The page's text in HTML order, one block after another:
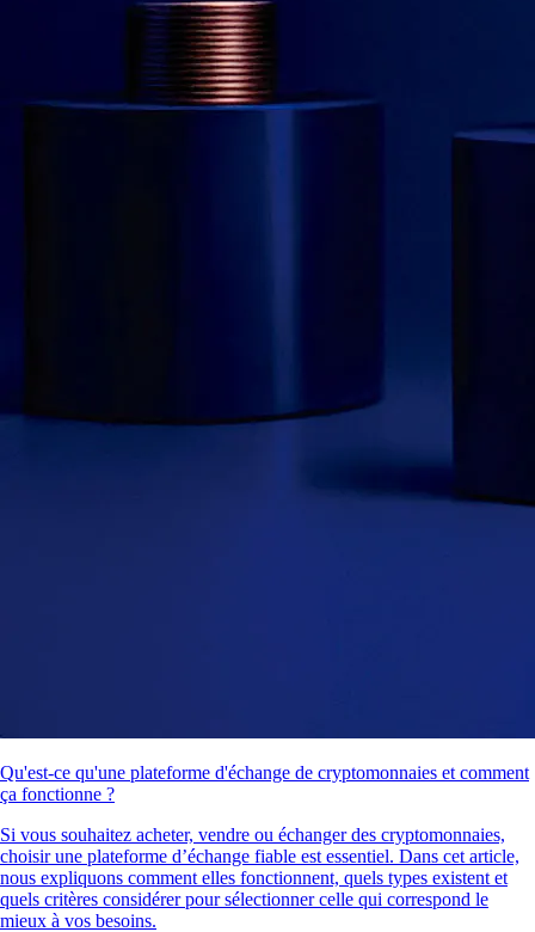
Qu'est-ce qu'une plateforme d'échange de cryptomonnaies et comment
ça fonctionne ?
Si vous souhaitez acheter, vendre ou échanger des cryptomonnaies,
choisir une plateforme d’échange fiable est essentiel. Dans cet article,
nous expliquons comment elles fonctionnent, quels types existent et
quels critères considérer pour sélectionner celle qui correspond le
mieux à vos besoins.